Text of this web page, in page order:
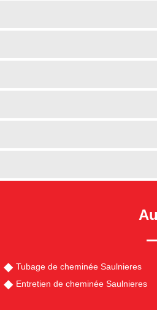
Tubage de cheminée Saulnieres
Entretien de cheminée Saulnieres